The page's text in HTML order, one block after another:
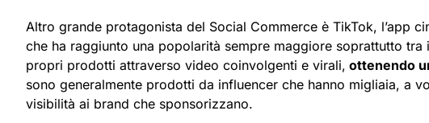
Altro grande protagonista del Social Commerce è TikTok, l’app
che ha raggiunto una popolarità sempre maggiore soprattutto
propri prodotti attraverso video coinvolgenti e virali, ottenendo
sono generalmente prodotti da influencer che hanno migliaia, a
visibilità ai brand che sponsorizzano.